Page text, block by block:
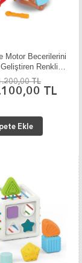
Motor Becerilerini
Renkli
TL
TL
Ekle